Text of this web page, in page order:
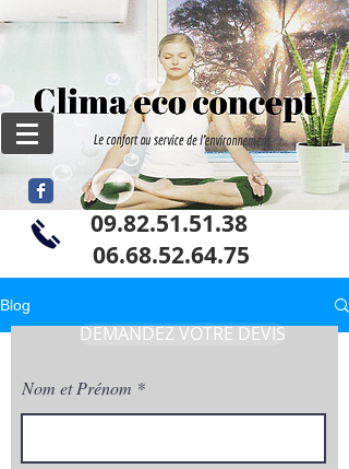
09.82.51.51.38
06.68.52.64.75
Blog
DEMANDEZ VOTRE DEVIS
Nom et Prénom